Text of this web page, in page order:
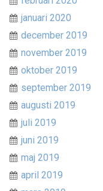
januari 2020
december 2019
november 2019
oktober 2019
september 2019
augusti 2019
juli 2019
juni 2019
maj 2019
april 2019